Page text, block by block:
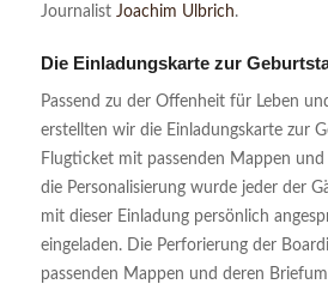
Journalist Joachim Ulbrich.
Die Einladungskarte zur
Passend zu der Offenheit für Leben
erstellten wir die Einladungskarte zur
Flugticket mit passenden Mappen
die Personalisierung wurde jeder der
mit dieser Einladung persönlich
eingeladen. Die Perforierung der
passenden Mappen und deren